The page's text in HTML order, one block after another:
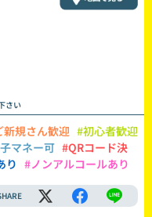
さい
新規さん歓迎 #初心者歓迎
マネー可 #QRコード決
り #ノンアルコールあり